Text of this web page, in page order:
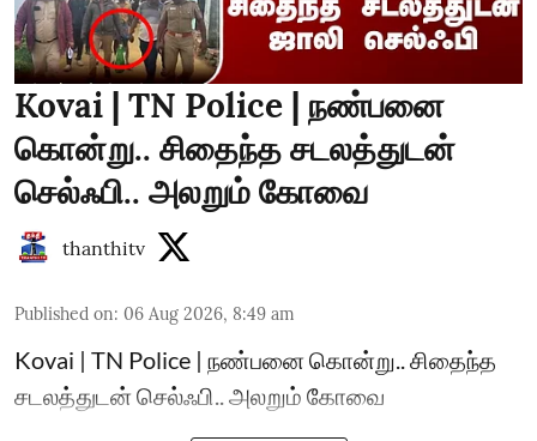
Kovai | TN Police | நண்பனை
கொன்று.. சிதைந்த சடலத்துடன்
செல்ஃபி.. அலறும் கோவை
thanthitv
Published on: 06 Aug 2026, 8:49 am
Kovai | TN Police | நண்பனை கொன்று.. சிதைந்த
சடலத்துடன் செல்ஃபி.. அலறும் கோவை